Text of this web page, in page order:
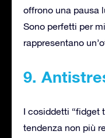
offrono una pausa
Sono perfetti per
rappresentano
9.
I cosiddetti “fidget
tendenza non più